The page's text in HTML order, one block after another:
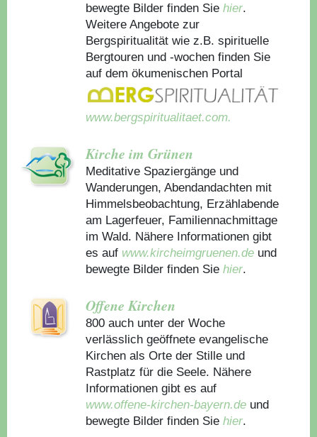
bewegte Bilder finden Sie hier.
Weitere Angebote zur
Bergspiritualität wie z.B. spirituelle
Bergtouren und -wochen finden Sie
auf dem ökumenischen Portal
www.bergspiritualitaet.com.
Kirche im Grünen
Meditative Spaziergänge und
Wanderungen, Abendandachten mit
Himmelsbeobachtung, Erzählabende
am Lagerfeuer, Familiennachmittage
im Wald. Nähere Informationen gibt
es auf www.kircheimgruenen.de und
bewegte Bilder finden Sie hier.
Offene Kirchen
800 auch unter der Woche
verlässlich geöffnete evangelische
Kirchen als Orte der Stille und
Rastplatz für die Seele. Nähere
Informationen gibt es auf
www.offene-kirchen-bayern.de und
bewegte Bilder finden Sie hier.